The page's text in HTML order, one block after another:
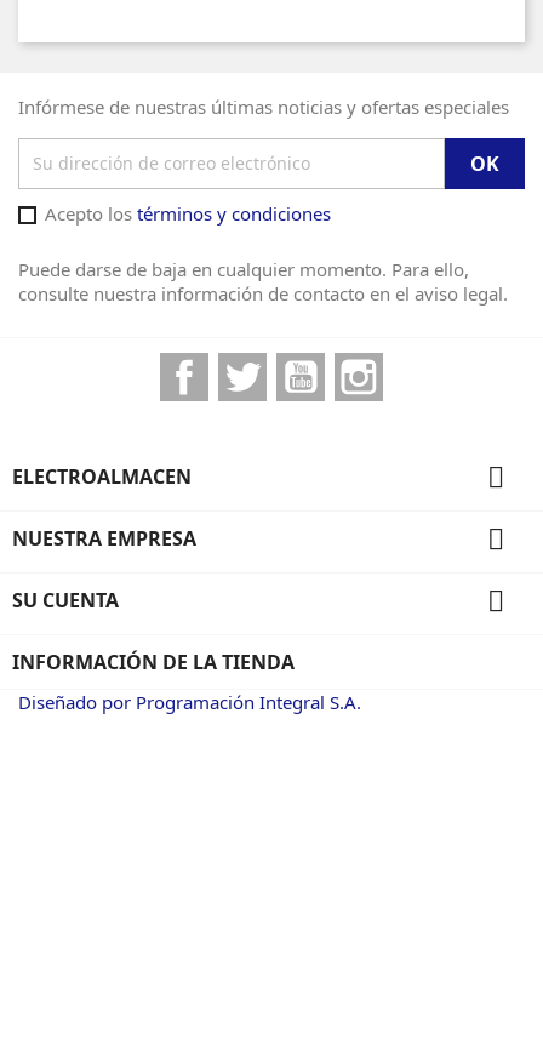
Infórmese de nuestras últimas noticias y ofertas especiales
Acepto los términos y condiciones
Puede darse de baja en cualquier momento. Para ello,
consulte nuestra información de contacto en el aviso legal.
FacebookTwitter YouTube
ELECTROALMACEN 
NUESTRA EMPRESA 
SU CUENTA 
INFORMACIÓN DE LA TIENDA
Diseñado por Programación Integral S.A.